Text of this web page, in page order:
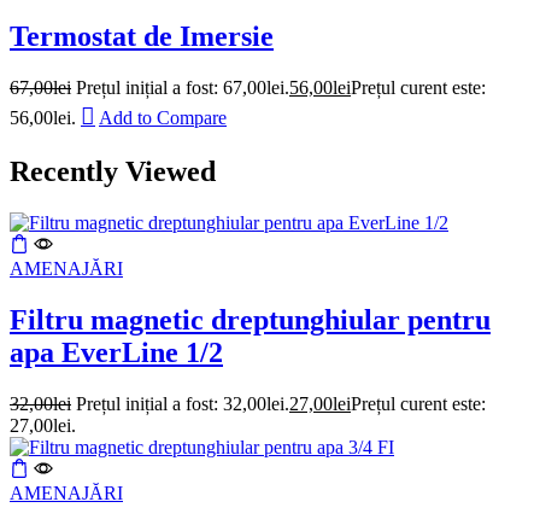
Termostat de Imersie
67,00lei Prețul inițial a fost: 67,00lei.56,00leiPrețul curent este:
56,00lei.
Add to Compare
Recently Viewed
AMENAJĂRI
Filtru magnetic dreptunghiular pentru
apa EverLine 1/2
32,00lei Prețul inițial a fost: 32,00lei.27,00leiPrețul curent este:
27,00lei.
AMENAJĂRI